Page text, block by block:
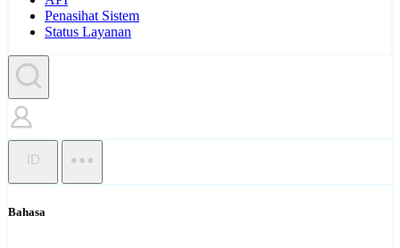
Penasihat Sistem
Status Layanan
ID
Bahasa